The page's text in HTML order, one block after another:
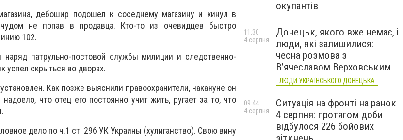
дебошир подошел к соседнему магазину и кинул в
чудом не попав в продавца. Кто-то из очевидцев быстро
102.
патрульно-постовой службы милиции и следственно-
успел скрыться во дворах.
Как позже выяснили правоохранители, накануне он
что отец его постоянно учит жить, ругает за то, что
дело по ч.1 ст. 296 УК Украины (хулиганство). Свою вину
окупантів
Донецьк, якого вже немає, і
люди, які залишилися:
чесна розмова з
В’ячеславом Верховським
ЛЮДИ УКРАЇНСЬКОГО ДОНЕЦЬКА
11:30
4 серпня
Ситуація на фронті на ранок
4 серпня: протягом доби
відбулося 226 бойових
09:44
4 серпня